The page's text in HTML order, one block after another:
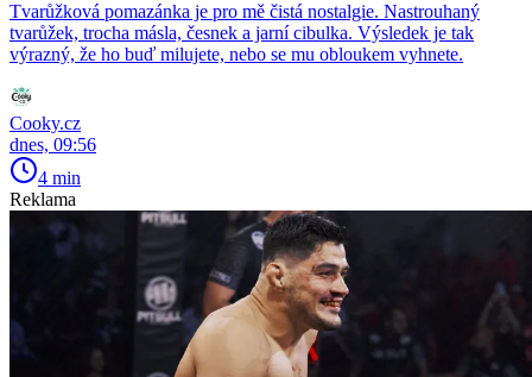
Tvarůžková pomazánka je pro mě čistá nostalgie. Nastrouhaný
tvarůžek, trocha másla, česnek a jarní cibulka. Výsledek je tak
výrazný, že ho buď milujete, nebo se mu obloukem vyhnete.
Cooky.cz
dnes, 09:56
4 min
Reklama